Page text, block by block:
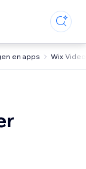
en apps Wix Video